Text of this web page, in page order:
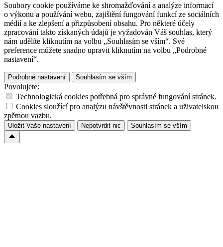
Soubory cookie používáme ke shromažďování a analýze informací
o výkonu a používání webu, zajištění fungování funkcí ze sociálních
médií a ke zlepšení a přizpůsobení obsahu. Pro některé účely
zpracování takto získaných údajů je vyžadován Váš souhlas, který
nám udělíte kliknutím na volbu „Souhlasím se vším“. Své
preference můžete snadno upravit kliknutím na volbu „Podrobné
nastavení“.
Podrobné nastavení Souhlasím se vším
Povolujete:
Technologická cookies potřebná pro správné fungování stránek.
Cookies sloužící pro analýzu návštěvnosti stránek a uživatelskou
zpětnou vazbu.
Uložit Vaše nastavení Nepotvrdit nic Souhlasím se vším